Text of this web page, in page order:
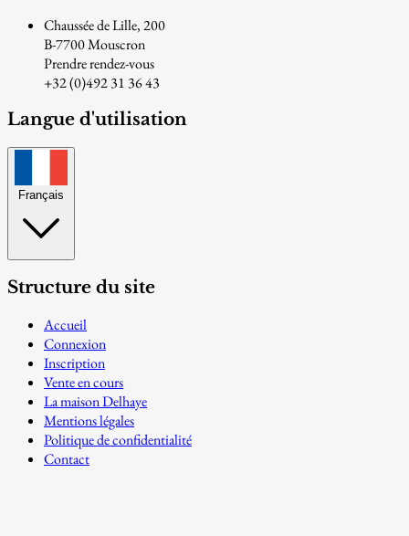
Chaussée de Lille, 200
B-7700 Mouscron
Prendre rendez-vous
+32 (0)492 31 36 43
Langue d'utilisation
Français
Structure du site
Accueil
Connexion
Inscription
Vente en cours
La maison Delhaye
Mentions légales
Politique de confidentialité
Contact